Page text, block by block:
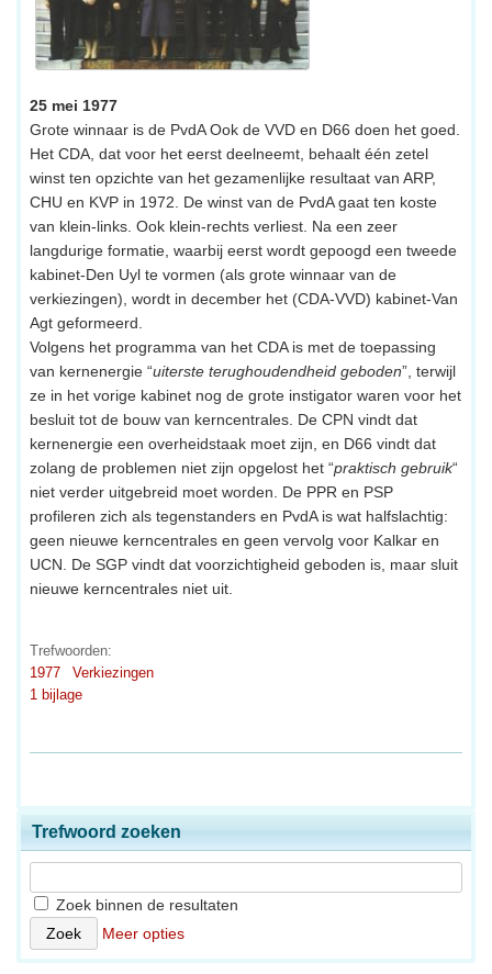
25 mei 1977
Grote winnaar is de PvdA Ook de VVD en D66 doen het goed.
Het CDA, dat voor het eerst deelneemt, behaalt één zetel
winst ten opzichte van het gezamenlijke resultaat van ARP,
CHU en KVP in 1972. De winst van de PvdA gaat ten koste
van klein-links. Ook klein-rechts verliest. Na een zeer
langdurige formatie, waarbij eerst wordt gepoogd een tweede
kabinet-Den Uyl te vormen (als grote winnaar van de
verkiezingen), wordt in december het (CDA-VVD) kabinet-Van
Agt geformeerd.
Volgens het programma van het CDA is met de toepassing
van kernenergie “uiterste terughoudendheid geboden”, terwijl
ze in het vorige kabinet nog de grote instigator waren voor het
besluit tot de bouw van kerncentrales. De CPN vindt dat
kernenergie een overheidstaak moet zijn, en D66 vindt dat
zolang de problemen niet zijn opgelost het “praktisch gebruik“
niet verder uitgebreid moet worden. De PPR en PSP
profileren zich als tegenstanders en PvdA is wat halfslachtig:
geen nieuwe kerncentrales en geen vervolg voor Kalkar en
UCN. De SGP vindt dat voorzichtigheid geboden is, maar sluit
nieuwe kerncentrales niet uit.
Trefwoorden:
1977
Verkiezingen
1 bijlage
Trefwoord zoeken
Zoek binnen de resultaten
Meer opties